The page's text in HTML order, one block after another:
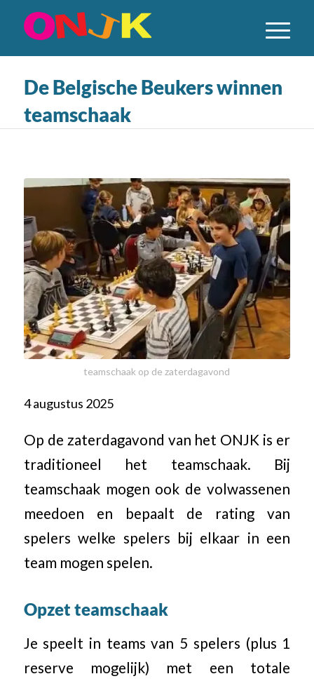
De Belgische Beukers winnen
teamschaak
teamschaak op de zaterdagavond
4 augustus 2025
Op de zaterdagavond van het ONJK is er
traditioneel het teamschaak. Bij
teamschaak mogen ook de volwassenen
meedoen en bepaalt de rating van
spelers welke spelers bij elkaar in een
team mogen spelen.
Opzet teamschaak
Je speelt in teams van 5 spelers (plus 1
reserve mogelijk) met een totale